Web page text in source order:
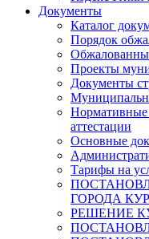
Документы
Каталог
Порядок
Проекты
Документы
Нормативные
аттестации
Основные
Тарифы на
ГОРОДА
РЕШЕНИЕ